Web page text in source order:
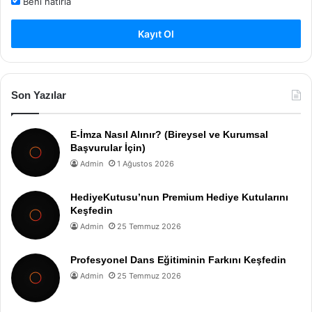
Kayıt Ol
Son Yazılar
E-İmza Nasıl Alınır? (Bireysel ve Kurumsal
Başvurular İçin)
Admin 1 Ağustos 2026
HediyeKutusu’nun Premium Hediye Kutularını
Keşfedin
Admin 25 Temmuz 2026
Profesyonel Dans Eğitiminin Farkını Keşfedin
Admin 25 Temmuz 2026